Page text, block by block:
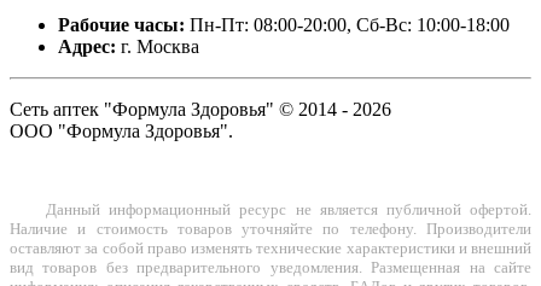
Рабочие часы: Пн-Пт: 08:00-20:00, Сб-Вс: 10:00-18:00
Адрес: г. Москва
Сеть аптек "Формула Здоровья" © 2014 - 2026
ООО "Формула Здоровья".
Данный информационный ресурс не является публичной офертой.
Наличие и стоимость товаров уточняйте по телефону. Производители
оставляют за собой право изменять технические характеристики и внешний
вид товаров без предварительного уведомления. Размещенная на сайте